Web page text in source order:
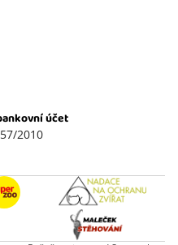
účet
2010